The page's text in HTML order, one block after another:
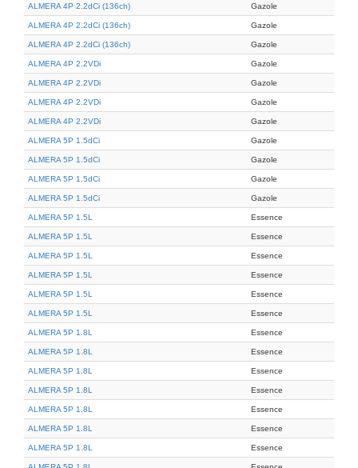
ALMERA 4P 2.2dCi (136ch) Gazole
ALMERA 4P 2.2dCi (136ch) Gazole
ALMERA 4P 2.2dCi (136ch) Gazole
ALMERA 4P 2.2VDi Gazole
ALMERA 4P 2.2VDi Gazole
ALMERA 4P 2.2VDi Gazole
ALMERA 4P 2.2VDi Gazole
ALMERA 5P 1.5dCi Gazole
ALMERA 5P 1.5dCi Gazole
ALMERA 5P 1.5dCi Gazole
ALMERA 5P 1.5dCi Gazole
ALMERA 5P 1.5L Essence
ALMERA 5P 1.5L Essence
ALMERA 5P 1.5L Essence
ALMERA 5P 1.5L Essence
ALMERA 5P 1.5L Essence
ALMERA 5P 1.5L Essence
ALMERA 5P 1.8L Essence
ALMERA 5P 1.8L Essence
ALMERA 5P 1.8L Essence
ALMERA 5P 1.8L Essence
ALMERA 5P 1.8L Essence
ALMERA 5P 1.8L Essence
ALMERA 5P 1.8L Essence